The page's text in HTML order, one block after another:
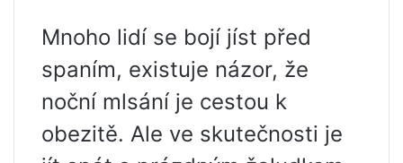
Mnoho lidí se bojí jíst před
spaním, existuje názor, že
noční mlsání je cestou k
obezitě. Ale ve skutečnosti je